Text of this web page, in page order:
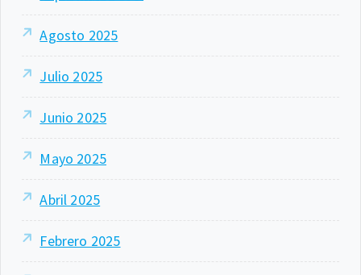
Agosto 2025
Julio 2025
Junio 2025
Mayo 2025
Abril 2025
Febrero 2025